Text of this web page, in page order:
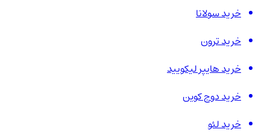
خرید سولانا
خرید ترون
خرید هایپر لیکویید
خرید دوج کوین
خرید لئو